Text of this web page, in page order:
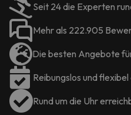
Seit 24 die Experten
Mehr als 222.905
Die besten Angebote
Reibungslos und
Rund um die Uhr